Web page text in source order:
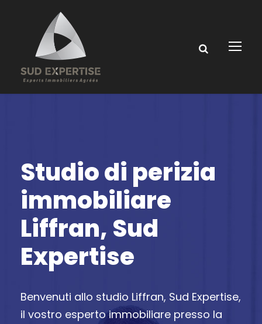
Studio di perizia
immobiliare
Liffran, Sud
Expertise
Benvenuti allo studio Liffran, Sud Expertise,
il vostro esperto immobiliare presso la